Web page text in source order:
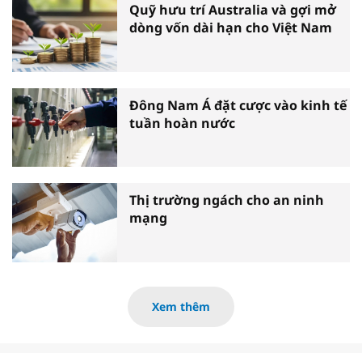
Quỹ hưu trí Australia và gợi mở
dòng vốn dài hạn cho Việt Nam
Đông Nam Á đặt cược vào kinh tế
tuần hoàn nước
Thị trường ngách cho an ninh
mạng
Xem thêm